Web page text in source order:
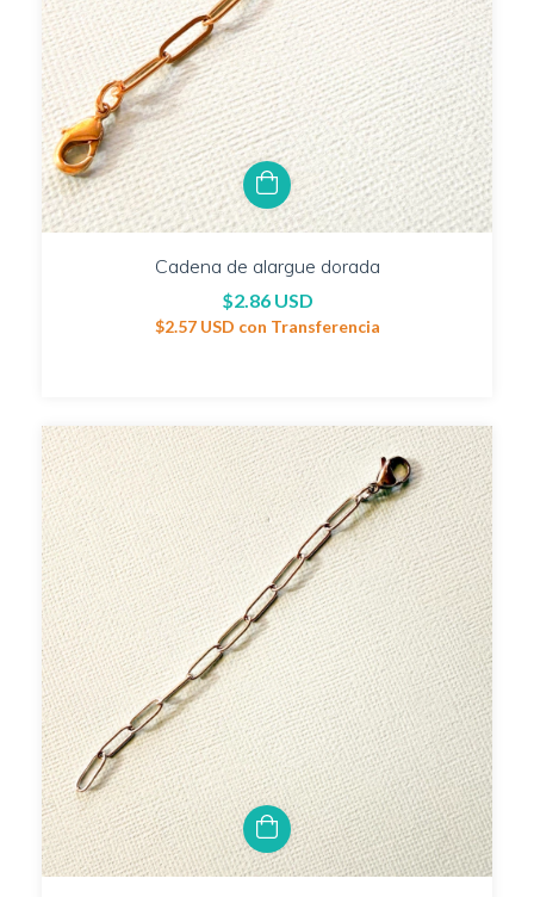
Cadena de alargue dorada
$2.86 USD
$2.57 USD con Transferencia